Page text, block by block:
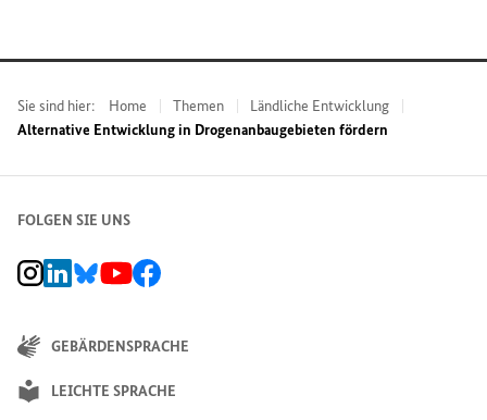
Sie sind hier: Home Themen
Ländliche Entwicklung
Alternative Entwicklung in Drogenanbaugebieten fördern
FOLGEN SIE UNS
BMZ Instagram-Kanal, Externer Link
BMZ LinkedIn Unternehmensseite, Externer Link
BMZ Bluesky-Seite, Externer Link
BMZ Youtube-Kanal, Externer Link
BMZ Facebook-Seite, Externer Link
GEBÄRDENSPRACHE
LEICHTE SPRACHE